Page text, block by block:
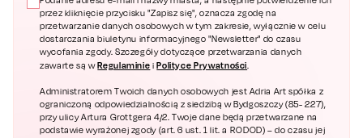
przez kliknięcie przycisku "Zapisz się", oznacza zgodę na
przetwarzanie danych osobowych w tym zakresie, wyłącznie w celu
dostarczania biuletynu informacyjnego "Newsletter" do czasu
wycofania zgody. Szczegóły dotyczące przetwarzania danych
zawarte są wRegulaminie i Polityce Prywatności.
Administratorem Twoich danych osobowych jest Adria Art spółka z
ograniczoną odpowiedzialnością z siedzibą w Bydgoszczy (85- 227),
przy ulicy Artura Grottgera 4/2. Twoje dane będą przetwarzane na
podstawie wyrażonej zgody (art. 6 ust. 1 lit. a RODOD) – do czasu jej